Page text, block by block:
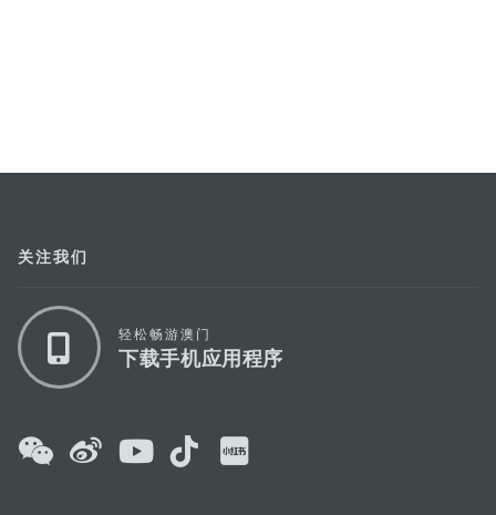
关注我们
轻松畅游澳门
下载手机应用程序